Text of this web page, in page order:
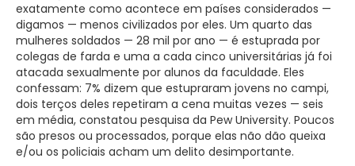
exatamente como acontece em países considerados —
digamos — menos civilizados por eles. Um quarto das
mulheres soldados — 28 mil por ano — é estuprada por
colegas de farda e uma a cada cinco universitárias já foi
atacada sexualmente por alunos da faculdade. Eles
confessam: 7% dizem que estupraram jovens no campi,
dois terços deles repetiram a cena muitas vezes — seis
em média, constatou pesquisa da Pew University. Poucos
são presos ou processados, porque elas não dão queixa
e/ou os policiais acham um delito desimportante.